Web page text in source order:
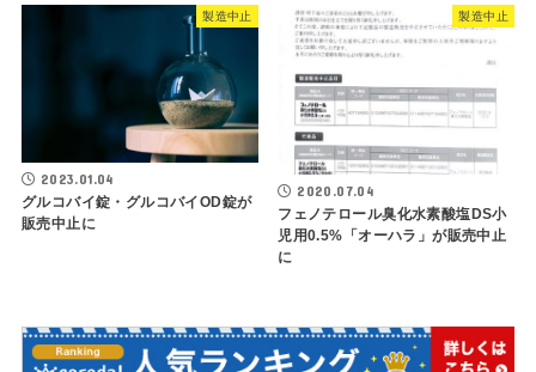
製造中止
2023.01.04
グルコバイ錠・グルコバイOD錠が
販売中止に
製造中止
2020.07.04
フェノテロール臭化水素酸塩DS小
児用0.5%「オーハラ」が販売中止
に